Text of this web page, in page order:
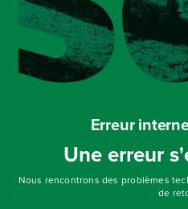
Erreur
Une erreur
Nous rencontrons des problèmes
de